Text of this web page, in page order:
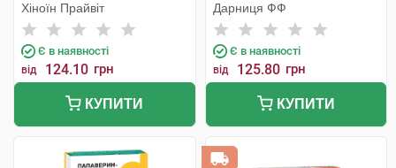
Хіноїн Прайвіт
Є в наявності
від 124.10 грн
КУПИТИ
Дарниця ФФ
Є в наявності
від 125.80 грн
КУПИТИ